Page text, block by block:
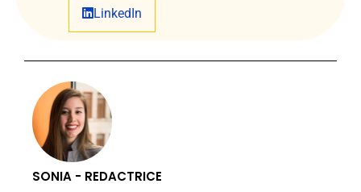
LinkedIn
SONIA - REDACTRICE